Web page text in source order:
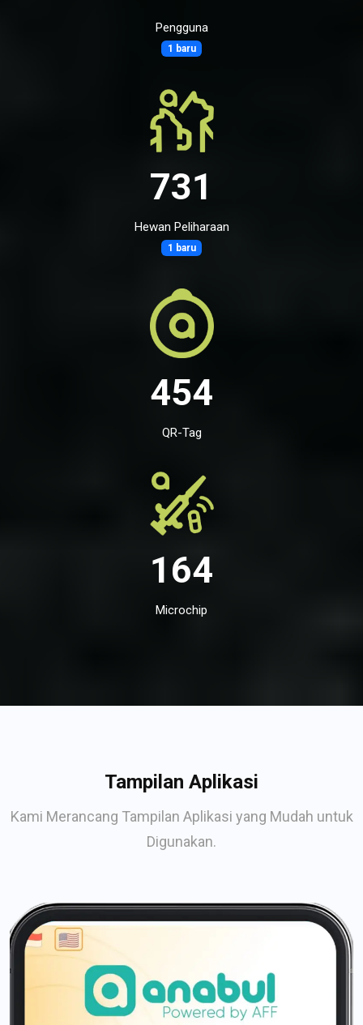
Pengguna
1 baru
731
Hewan Peliharaan
1 baru
454
QR-Tag
164
Microchip
Tampilan Aplikasi
Kami Merancang Tampilan Aplikasi yang Mudah untuk
Digunakan.